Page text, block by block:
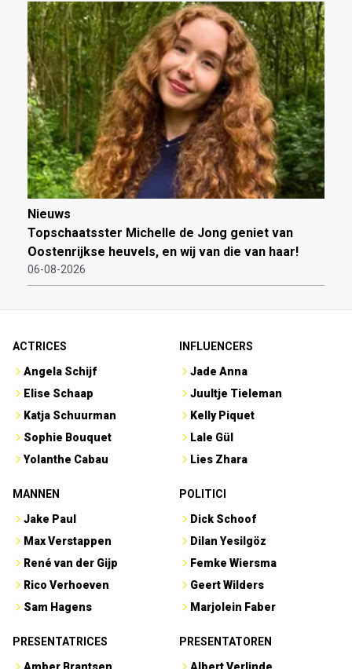
Nieuws
Topschaatsster Michelle de Jong geniet van
Oostenrijkse heuvels, en wij van die van haar!
06-08-2026
ACTRICES
Angela Schijf
Elise Schaap
Katja Schuurman
Sophie Bouquet
Yolanthe Cabau
INFLUENCERS
Jade Anna
Juultje Tieleman
Kelly Piquet
Lale Gül
Lies Zhara
MANNEN
Jake Paul
Max Verstappen
René van der Gijp
Rico Verhoeven
Sam Hagens
POLITICI
Dick Schoof
Dilan Yesilgöz
Femke Wiersma
Geert Wilders
Marjolein Faber
PRESENTATRICES
PRESENTATOREN